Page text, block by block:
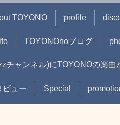
TOYONO profile
TOYONOnoブログ
ャンネル)にTOYONOの楽曲
ビュー Special